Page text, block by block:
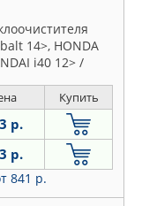
14>, HONDA
i40 12> /
/ Rio III 11> /
15>,
CX-7 07> /
Купить
р.
р.
841 р.